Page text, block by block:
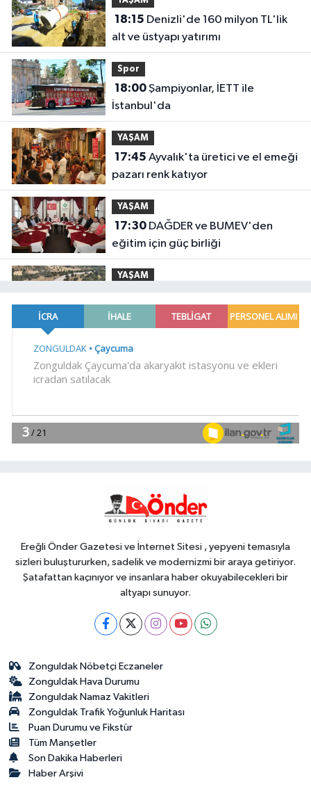
18:15
alt ve üstyapı yatırımı
Spor
18:00Şampiyonlar, İETT ile
İstanbul'da
YAŞAM
17:45
pazarı renk katıyor
YAŞAM
17:30DAĞDER ve BUMEV'den
eğitim için güç birliği
YAŞAM
Harmancık'ta da yolları yeniliyor
17:15 İpsala OSB'nin gelişimi için
YAŞAM
Ağrı'da toplu sünnet şöleni
yüzücüleri sertifikalarını aldı
Ereğli Önder Gazetesi ve İnternet Sitesi , yepyeni temasıyla
sizleri buluştururken, sadelik ve modernizmi bir araya getiriyor.
Şatafattan kaçınıyor ve insanlara haber okuyabilecekleri bir
altyapı sunuyor.
Zonguldak Nöbetçi Eczaneler
Zonguldak Hava Durumu
Zonguldak Namaz Vakitleri
Zonguldak Trafik Yoğunluk Haritası
Puan Durumu ve Fikstür
Tüm Manşetler
Son Dakika Haberleri
Haber Arşivi